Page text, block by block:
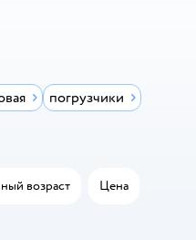
погрузчики
возраст Цена